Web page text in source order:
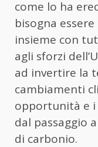
come lo ha
bisogna
insieme con
agli sforzi
ad invertire la
cambiamenti
opportunità e i
dal passaggio
di carbonio.